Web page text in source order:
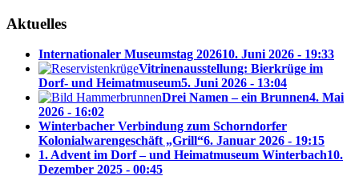
Aktuelles
Internationaler Museumstag 202610. Juni 2026 - 19:33
Vitrinenausstellung: Bierkrüge im
Dorf- und Heimatmuseum5. Juni 2026 - 13:04
Drei Namen – ein Brunnen4. Mai
2026 - 16:02
Winterbacher Verbindung zum Schorndorfer
Kolonialwarengeschäft „Grill“6. Januar 2026 - 19:15
1. Advent im Dorf – und Heimatmuseum Winterbach10.
Dezember 2025 - 00:45